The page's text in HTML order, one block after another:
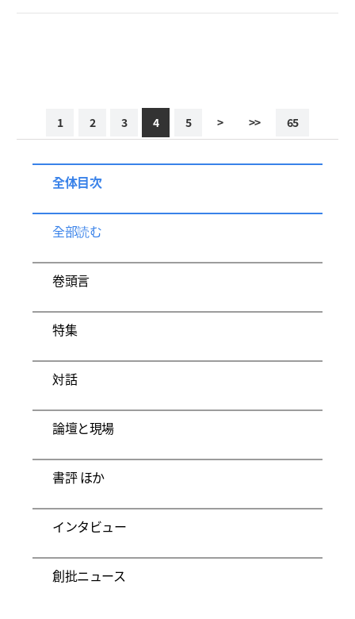
1 2 3 4 5 > >> 65
全体目次
全部読む
卷頭言
特集
対話
論壇と現場
書評 ほか
インタビュー
創批ニュース